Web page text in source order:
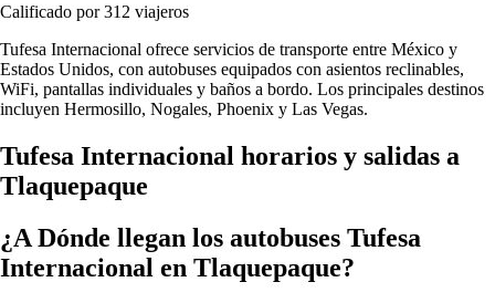
Calificado por 312 viajeros
Tufesa Internacional ofrece servicios de transporte entre México y
Estados Unidos, con autobuses equipados con asientos reclinables,
WiFi, pantallas individuales y baños a bordo. Los principales destinos
incluyen Hermosillo, Nogales, Phoenix y Las Vegas.
Tufesa Internacional horarios y salidas a
Tlaquepaque
¿A Dónde llegan los autobuses Tufesa
Internacional en Tlaquepaque?